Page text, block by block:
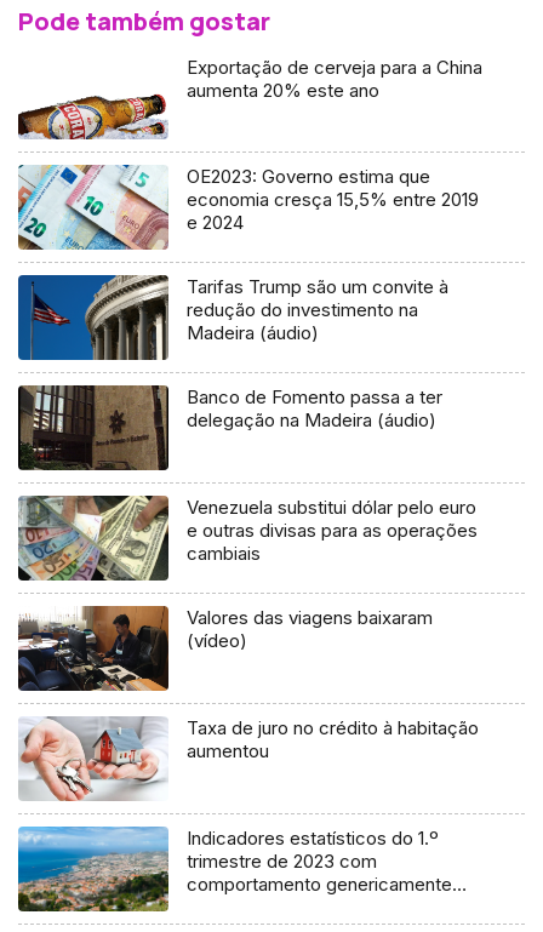
Pode também gostar
Exportação de cerveja para a China
aumenta 20% este ano
OE2023: Governo estima que
economia cresça 15,5% entre 2019
e 2024
Tarifas Trump são um convite à
redução do investimento na
Madeira (áudio)
Banco de Fomento passa a ter
delegação na Madeira (áudio)
Venezuela substitui dólar pelo euro
e outras divisas para as operações
cambiais
Valores das viagens baixaram
(vídeo)
Taxa de juro no crédito à habitação
aumentou
Indicadores estatísticos do 1.º
trimestre de 2023 com
comportamento genericamente